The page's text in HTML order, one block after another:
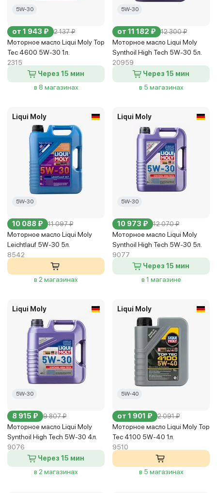
5W-30
от 1 943 ₽ 2 137 ₽
Моторное масло Liqui Moly Top
Tec 4600 5W-30 1л.
2315
Через 15 мин
в 8 магазинах
5W-30
от 11 182 ₽ 12 300 ₽
Моторное масло Liqui Moly
Synthoil High Tech 5W-30 5л.
20959
Через 15 мин
в 5 магазинах
Liqui Moly
5W-30
10 088 ₽ 11 097 ₽
Моторное масло Liqui Moly
Leichtlauf 5W-30 5л.
8542
в 2 магазинах
Liqui Moly
5W-30
10 973 ₽ 12 070 ₽
Моторное масло Liqui Moly
Synthoil High Tech 5W-30 5л.
9077
Через 15 мин
в 1 магазине
Liqui Moly
5W-30
8 915 ₽ 9 807 ₽
Моторное масло Liqui Moly
Synthoil High Tech 5W-30 4л.
9076
Через 15 мин
в 2 магазинах
Liqui Moly
5W-40
от 1 901 ₽ 2 091 ₽
Моторное масло Liqui Moly Top
Tec 4100 5W-40 1л.
9510
в 5 магазинах